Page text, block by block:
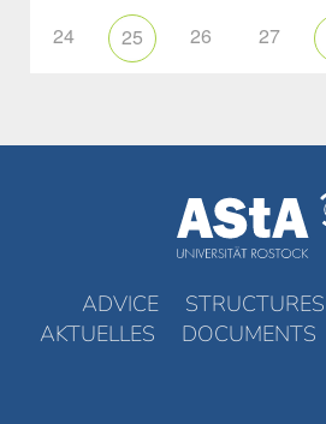
24 25 26 27
ADVICE STRUCTURES
AKTUELLES
DOCUMENTS